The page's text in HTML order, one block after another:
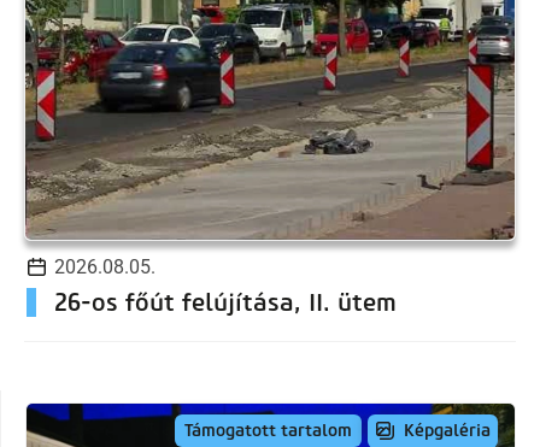
2026.08.05.
26-os főút felújítása, II. ütem
Támogatott tartalom Képgaléria